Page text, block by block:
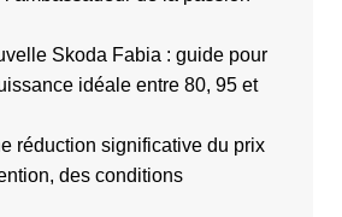
Skoda Fabia : guide pour
idéale entre 80, 95 et
réduction significative du prix
des conditions